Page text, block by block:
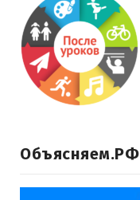
Объясняем.РФ